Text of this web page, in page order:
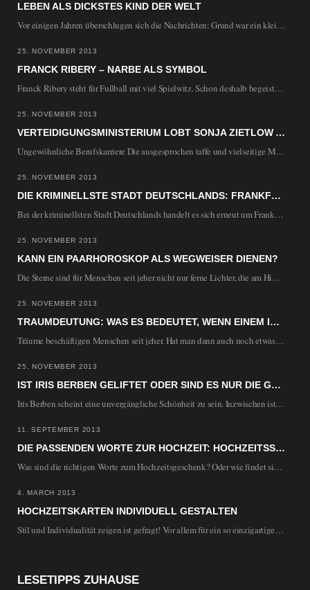
LEBEN ALS DICKSTES KIND DER WELT
Vor einigen Jahren überschlugen sich die Nachrichten: Grund war ein kleines Mädchen, das in den…
25. NOVEMBER 2013
FRANCK RIBERY – NARBE ALS SYMBOL
Franck Ribery steht für Fußball mit viel Spielwitz. Schon deshalb begeistert er zahlreiche Fans und…
25. NOVEMBER 2013
VERTEIDIGUNGSMINISTERIUM LOBT SONJA ZIETLOW ALS PILOTIN
Ungewöhnliche Berufskarriere Die ausgesprochen taffe und vielseitige Moderatorin und Produzentin Sonja Zietlow hat nicht nur…
25. NOVEMBER 2013
DIE KRIMINELLSTE STADT DEUTSCHLANDS: FRANKFURT AM MAIN
Bei der kriminellsten Stadt Deutschlands handelt es sich erneut um Frankfurt am Main. Die Mainmetropole…
25. NOVEMBER 2013
KANN EIN PAARHOROSKOP ALS WEGWEISER DIENEN?
Die Sterne sind für Menschen seit jeher nicht nur ferne Lichter, die am Himmel strahlen,…
25. NOVEMBER 2013
TRAUMDEUTUNG: WAS ES BEDEUTET, WENN EINEM IM TRAUM DIE ZÄHNE AUSFALLEN
Träume beschäftigen Menschen seit jeher. Hat man dann auch noch etwas Unangenehmes geträumt, ist das…
25. NOVEMBER 2013
IST IRIS BERBEN GELIFTET ODER SIND ES NUR DIE GUTEN GENE?
Iris Berben scheint eine unvergängliche Schönheit zu sein. Inzwischen ist Iris Berben schon 63 Jahre…
11. SEPTEMBER 2013
DIE PASSENDEN WORTE ZUR HOCHZEIT: HOCHZEITSSPRUCH UND HOCHZEITSGEDICHT
Was sind die richtigen Worte zum Hochzeitsgeschenk? Oder wie findet sich ein eine gute Vorlage…
4. MARCH 2013
HOCHZEITSKARTEN INDIVIDUELL GESTALTEN
Stil und Individualität zeigen ist gefragt! Vor allem für ein so einzigartiges und unvergessliches Ereignis…
LESETIPPS ZUHAUSE